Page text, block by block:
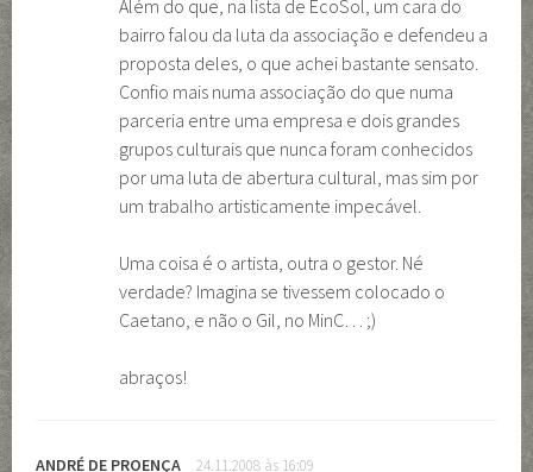
Além do que, na lista de EcoSol, um cara do
bairro falou da luta da associação e defendeu a
proposta deles, o que achei bastante sensato.
Confio mais numa associação do que numa
parceria entre uma empresa e dois grandes
grupos culturais que nunca foram conhecidos
por uma luta de abertura cultural, mas sim por
um trabalho artisticamente impecável.
Uma coisa é o artista, outra o gestor. Né
verdade? Imagina se tivessem colocado o
Caetano, e não o Gil, no MinC… ;)
abraços!
ANDRÉ DE PROENÇA 24.11.2008 às 16:09